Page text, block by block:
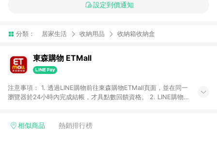
設定到價通知
分類： 居家生活 收納用品 收納箱收納盒
東森購物 ETMall
注意事項： 1. 透過LINE購物前往東森購物ETMall頁面，並在同一
瀏覽器於24小時內完成結帳，才具點數回饋資格。 2. LINE購物
單，皆不在點數回饋範圍內。 3. 如購買以下類別商品，將無法獲
相似商品 熱銷排行榜